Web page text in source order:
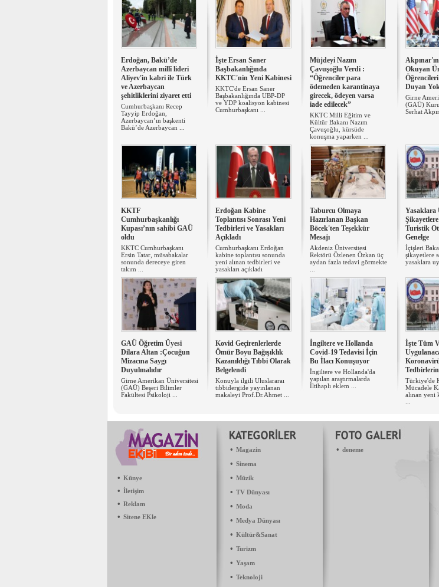
Erdoğan, Bakü’de
Azerbaycan millî lideri
Aliyev'in kabri ile Türk
ve Azerbaycan
şehitliklerini ziyaret etti
Cumhurbaşkanı Recep
Tayyip Erdoğan,
Azerbaycan’ın başkenti
Bakü’de Azerbaycan ...
İşte Ersan Saner
Başbakanlığında
KKTC'nin Yeni Kabinesi
KKTC'de Ersan Saner
Başbakanlığında UBP-DP
ve YDP koalisyon kabinesi
Cumhurbaşkanı ...
Müjdeyi Nazım
Çavuşoğlu Verdi :
“Öğrenciler para
ödemeden karantinaya
girecek, ödeyen varsa
iade edilecek”
KKTC Milli Eğitim ve
Kültür Bakanı Nazım
Çavuşoğlu, kürsüde
konuşma yaparken ...
Okuyan
Duyan
Girne
(GAÜ)
Serhat
KKTF
Cumhurbaşkanlığı
Kupası’nın sahibi GAÜ
oldu
KKTC Cumhurbaşkanı
Ersin Tatar, müsabakalar
sonunda dereceye giren
takım ...
Erdoğan Kabine
Toplantısı Sonrası Yeni
Tedbirleri ve Yasakları
Açıkladı
Cumhurbaşkanı Erdoğan
kabine toplantısı sonunda
yeni alınan tedbirleri ve
yasakları açıkladı
Taburcu Olmaya
Hazırlanan Başkan
Böcek'ten Teşekkür
Mesajı
Akdeniz Üniversitesi
Rektörü Özlenen Özkan üç
aydan fazla tedavi görmekte
Yasaklara
Turistik
Genelge
İçişleri
şikayetlere
yasaklara
GAÜ Öğretim Üyesi
Dilara Altan :Çocuğun
Mizacına Saygı
Duyulmalıdır
Girne Amerikan Üniversitesi
(GAÜ) Beşeri Bilimler
Fakültesi Psikoloji ...
Kovid Geçirenlerlerde
Ömür Boyu Bağışıklık
Kazanıldığı Tıbbi Olarak
Belgelendi
Konuyla ilgili Uluslararaı
tıbbidergide yayınlanan
makaleyi Prof.Dr.Ahmet ...
İngiltere ve Hollanda
Covid-19 Tedavisi İçin
Bu İlacı Konuşuyor
İngiltere ve Hollanda'da
yapılan araştırmalarda ​
İltihaplı eklem ...
İşte Tüm
Türkiye'de
Mücadele
alınan yeni
• Künye
• İletişim
• Reklam
• Sitene EKle
• Magazin
• Sinema
• Müzik
• TV Dünyası
• Moda
• Medya Dünyası
• Kültür&Sanat
• Turizm
• Yaşam
• Teknoloji
• deneme